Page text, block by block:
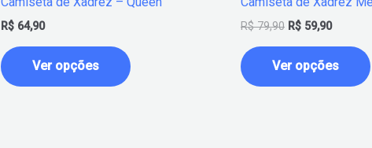
R$ 64,90
Ver opções
R$79,90 R$ 59,90
Ver opções